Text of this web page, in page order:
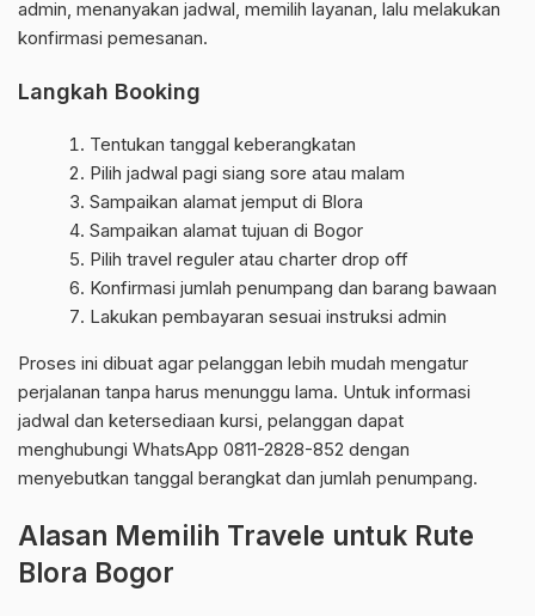
admin, menanyakan jadwal, memilih layanan, lalu melakukan
konfirmasi pemesanan.
Langkah Booking
Tentukan tanggal keberangkatan
Pilih jadwal pagi siang sore atau malam
Sampaikan alamat jemput di Blora
Sampaikan alamat tujuan di Bogor
Pilih travel reguler atau charter drop off
Konfirmasi jumlah penumpang dan barang bawaan
Lakukan pembayaran sesuai instruksi admin
Proses ini dibuat agar pelanggan lebih mudah mengatur
perjalanan tanpa harus menunggu lama. Untuk informasi
jadwal dan ketersediaan kursi, pelanggan dapat
menghubungi WhatsApp 0811-2828-852 dengan
menyebutkan tanggal berangkat dan jumlah penumpang.
Alasan Memilih Travele untuk Rute
Blora Bogor